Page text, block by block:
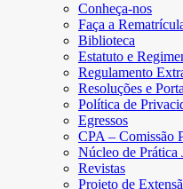
Conheça-nos
Faça a
Biblioteca
Estatuto e
Regulamento
Resoluções e
Política de
Egressos
CPA – Comissão
Núcleo de Prática
Revistas
Projeto de